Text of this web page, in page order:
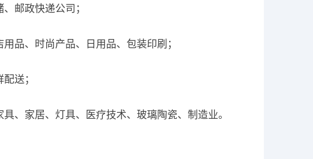
邮政快递公司；
品、时尚产品、日用品、包装印刷；
送；
、家居、灯具、医疗技术、玻璃陶瓷、制造业。